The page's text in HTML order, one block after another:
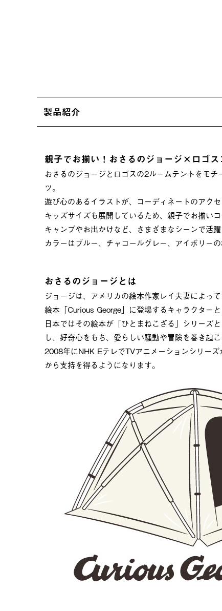
製品紹介
親子でお揃い！おさるのジョージ×ロゴス
おさるのジョージとロゴスの2ルームテントをモ
ツ。
遊び心のあるイラストが、コーディネートのアクセ
キッズサイズも展開しているため、親子でお揃い
キャンプやお出かけなど、さまざまなシーンで活躍
カラーはブルー、チャコールグレー、アイボリーの
おさるのジョージとは
ジョージは、アメリカの絵本作家レイ夫妻によっ
絵本「Curious George」に登場するキャラクターと
日本ではその絵本が「ひとまねこざる」シリーズ
し、好奇心をもち、愛らしい騒動や冒険を巻き起
2008年にNHK EテレでTVアニメーションシリー
から支持を得るようになります。